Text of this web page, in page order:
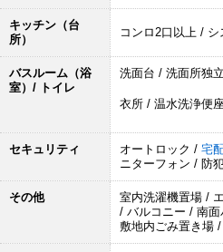
キッチン（台
所）
コンロ2口以上 /
バスルーム（浴
室）/ トイレ
洗面台 / 洗面所独
衣所 / 温水洗浄便
セキュリティ オートロック / 宅
ニターフォン / 防
その他
室内洗濯機置場 /
/ バルコニー / 南
敷地内ごみ置き